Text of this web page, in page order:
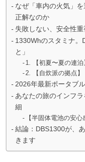
なぜ「車内の火気」
正解なのか
失敗しない、安全性重
1330Whのスタミナ。
と」
1. 【初夏〜夏の連泊
2. 【自炊派の拠点】
2026年最新ポータブ
あなたの旅のインフ
細
【半固体電池の安
結論：DBS1300が、
きます